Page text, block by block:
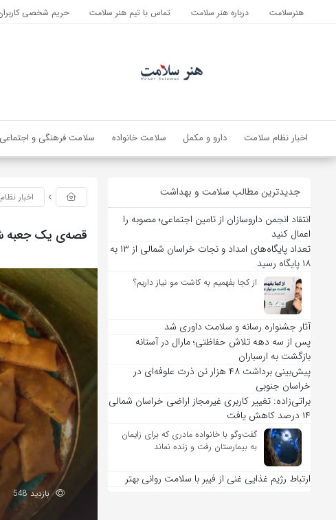
هنرسلامت درباره هنر سلامت تماس با تیم هنر سلامت حریم شخصی
اخبار نظام سلامت دارو و مکمل سلامت خانواده سلامت فرهنگی و اجتماعی
جدیدترین مطالب سلامت و بهداشت
انتقاد انجمن داروسازان از تامین اجتماعی؛ مصوبه را
اعمال کنید
تعداد پایگاه‌های امداد و نجات خراسان شمالی از ۱۳ به
۱۸ پایگاه رسید
از کجا بفهمیم به کاشت مو نیاز داریم؟
آثار جشنواره رسانه و سلامت داوری شد
پس از سه دهه تلاش حفاظتی؛ مارال در آستانه
بازگشت به ارسباران
پیش‌بینی برداشت ۴۸ هزار تن ذرت علوفه‌ای در
خراسان جنوبی
براتی‌زاده: تغییر کاربری غیرمجاز اراضی خراسان شمالی
۱۴ درصد کاهش یافت
گفت‌وگو با خانواده مادری که برای زایمان
به بیمارستان رفت و زنده نماند
ارتباط رژیم غذایی غنی از فیبر با سلامت روانی بهتر
اخبار
قصه‌ی یک جعبه
بازدید 548